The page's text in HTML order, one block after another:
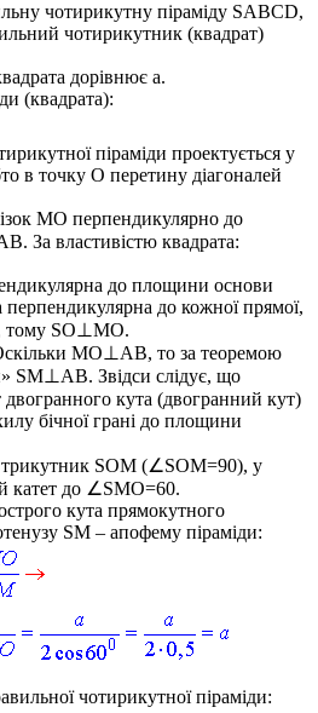
чотирикутну піраміду SABCD,
чотирикутник (квадрат)
дорівнює a.
(квадрата):
піраміди проектується у
в точку O перетину діагоналей
MO перпендикулярно до
. За властивістю квадрата:
до площини основи
перпендикулярна до кожної прямої,
тому SO⊥MO.
MO⊥AB, то за теоремою
SM⊥AB. Звідси слідує, що
двогранного кута (двогранний кут)
бічної грані до площини
SOM (∠SOM=90), у
катет до ∠SMO=60.
кута прямокутного
SM – апофему піраміди:
чотирикутної піраміди: